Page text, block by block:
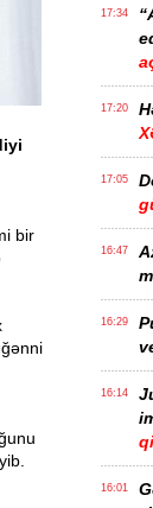
bir
17:34
17:20
17:05
16:47
16:29
16:14
16:01